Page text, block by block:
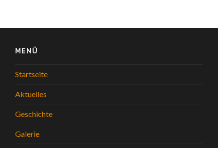
MENÜ
Startseite
Aktuelles
Geschichte
Galerie